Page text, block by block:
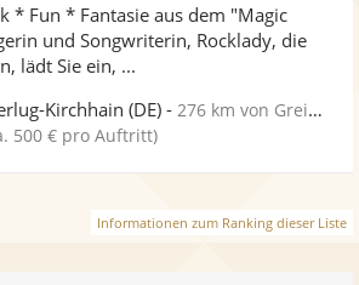
* Fun * Fantasie aus dem "Magic
und Songwriterin, Rocklady, die
lädt Sie ein, ...
Kirchhain (DE) - 276 km von Greifswald
500 € pro Auftritt)
Informationen zum Ranking dieser Liste